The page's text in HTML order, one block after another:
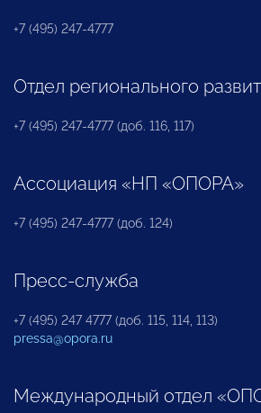
+7 (495) 247-4777
Отдел регионального
+7 (495) 247-4777 (доб. 116, 117)
Ассоциация «НП «ОПОРА»
+7 (495) 247-4777 (доб. 124)
Пресс-служба
+7 (495) 247 4777 (доб. 115, 114, 113)
pressa@opora.ru
Международный отдел